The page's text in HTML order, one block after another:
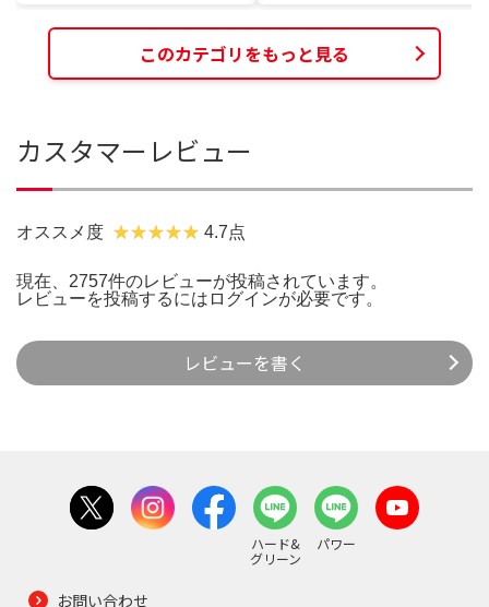
このカテゴリをもっと見る
カスタマーレビュー
オススメ度 4.7点
現在、2757件のレビューが投稿されています。
レビューを投稿するには ログインが必要です。
レビューを書く
ハード&
グリーン
パワー
お問い合わせ